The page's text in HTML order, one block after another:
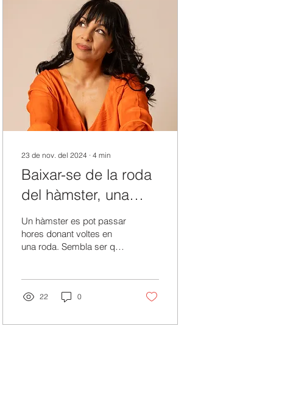
23 de nov. del 2024 ∙ 4 min
Baixar-se de la roda
del hàmster, una
pausa i un respir
essencial.
Un hàmster es pot passar
hores donant voltes en
una roda. Sembla ser que
22 0